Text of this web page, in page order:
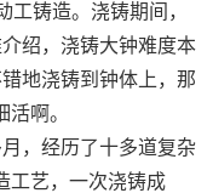
铸造。浇铸期间，
绍，浇铸大钟难度本
地浇铸到钟体上，那
啊。
，经历了十多道复杂
工艺，一次浇铸成